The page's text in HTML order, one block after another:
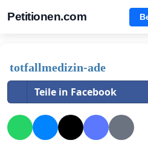
Petitionen.com
totfallmedizin-ade
Teile in Facebook